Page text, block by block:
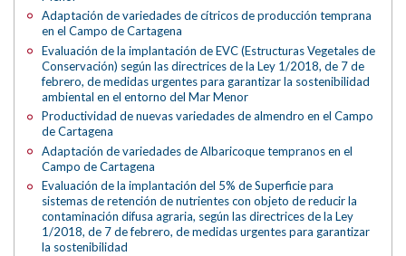
Adaptación de variedades de cítricos de producción temprana
en el Campo de Cartagena
Evaluación de la implantación de EVC (Estructuras Vegetales de
Conservación) según las directrices de la Ley 1/2018, de 7 de
febrero, de medidas urgentes para garantizar la sostenibilidad
ambiental en el entorno del Mar Menor
Productividad de nuevas variedades de almendro en el Campo
de Cartagena
Adaptación de variedades de Albaricoque tempranos en el
Campo de Cartagena
Evaluación de la implantación del 5% de Superficie para
sistemas de retención de nutrientes con objeto de reducir la
contaminación difusa agraria, según las directrices de la Ley
1/2018, de 7 de febrero, de medidas urgentes para garantizar
la sostenibilidad